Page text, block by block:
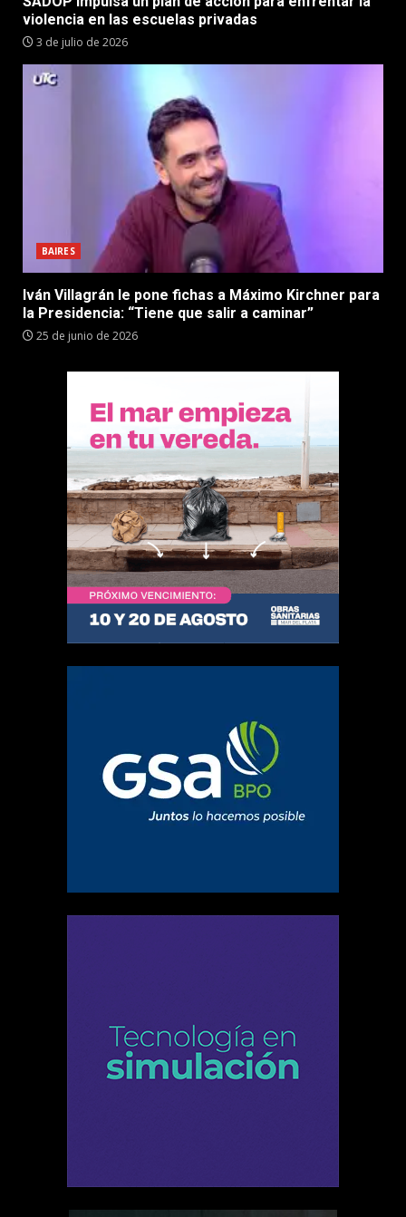
violencia en las escuelas privadas
3 de julio de 2026
BAIRES
Iván Villagrán le pone fichas a Máximo Kirchner para
la Presidencia: “Tiene que salir a caminar”
25 de junio de 2026